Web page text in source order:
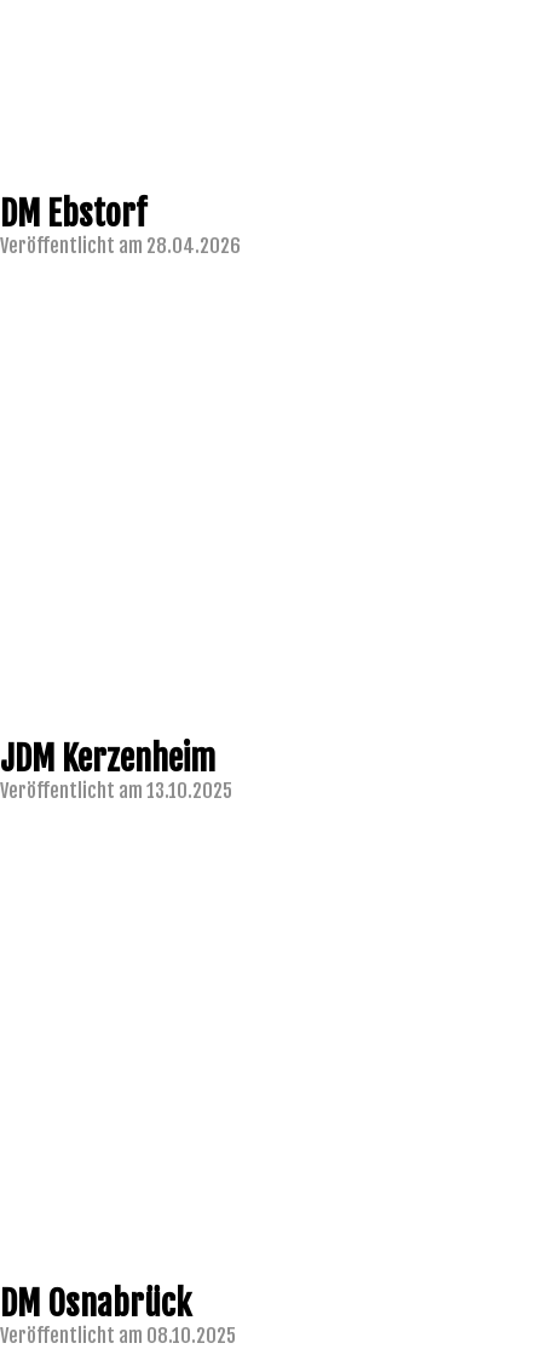
DM Ebstorf
Veröffentlicht am 28.04.2026
JDM Kerzenheim
Veröffentlicht am 13.10.2025
DM Osnabrück
Veröffentlicht am 08.10.2025